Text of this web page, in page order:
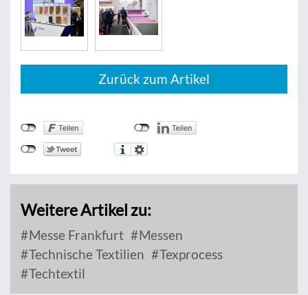
Zurück zum Artikel
Weitere Artikel zu:
Messe Frankfurt
Messen
Technische Textilien
Texprocess
Techtextil